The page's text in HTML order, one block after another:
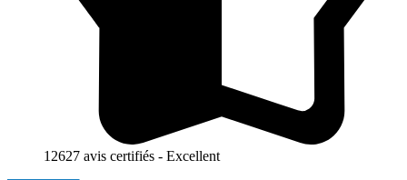
12627 avis certifiés - Excellent